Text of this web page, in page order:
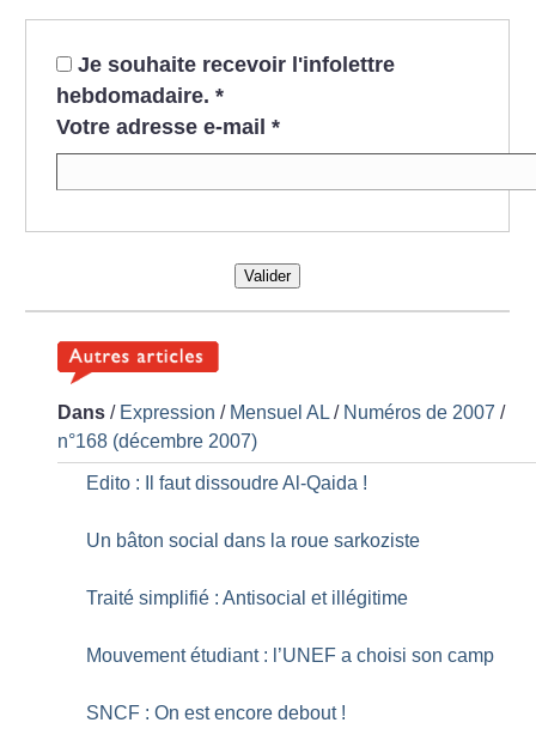
Je souhaite recevoir l'infolettre
hebdomadaire. *
Votre adresse e-mail *
Valider
Dans / Expression / Mensuel AL / Numéros de 2007 /
n°168 (décembre 2007)
Edito : Il faut dissoudre Al-Qaida !
Un bâton social dans la roue sarkoziste
Traité simplifié : Antisocial et illégitime
Mouvement étudiant : l’UNEF a choisi son camp
SNCF : On est encore debout !